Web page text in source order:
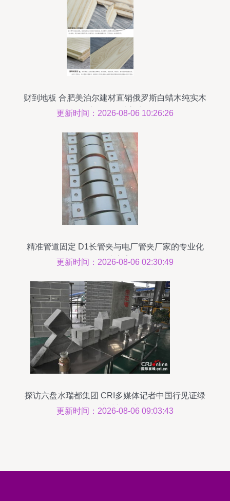
财到地板 合肥美泊尔建材直销俄罗斯白蜡木纯实木
地板，品质之选
更新时间：2026-08-06 10:26:26
精准管道固定 D1长管夹与电厂管夹厂家的专业化
解决方案
更新时间：2026-08-06 02:30:49
探访六盘水瑞都集团 CRI多媒体记者中国行见证绿
色建材新篇章
更新时间：2026-08-06 09:03:43